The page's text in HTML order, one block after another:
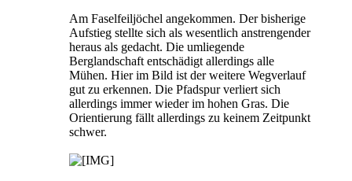
Am Faselfeiljöchel angekommen. Der bisherige
Aufstieg stellte sich als wesentlich anstrengender
heraus als gedacht. Die umliegende
Berglandschaft entschädigt allerdings alle
Mühen. Hier im Bild ist der weitere Wegverlauf
gut zu erkennen. Die Pfadspur verliert sich
allerdings immer wieder im hohen Gras. Die
Orientierung fällt allerdings zu keinem Zeitpunkt
schwer.